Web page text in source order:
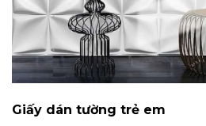
Giấy dán tường trẻ em